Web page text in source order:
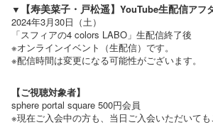
▼ 【寿美菜子・戸松遥】 YouTube生配信アフ
2024年3月30日（土）
「スフィアの4 colors LABO」生配信終了後
※オンラインイベント（生配信）です。
※配信時間は変更になる可能性がございます。
【ご視聴対象者】
sphere portal square 500円会員
※現在ご入会中の方も、当日ご入会いただいても